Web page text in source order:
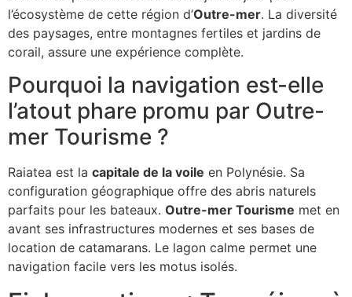
l’écosystème de cette région d’Outre-mer. La diversité
des paysages, entre montagnes fertiles et jardins de
corail, assure une expérience complète.
Pourquoi la navigation est-elle
l’atout phare promu par Outre-
mer Tourisme ?
Raiatea est la capitale de la voile en Polynésie. Sa
configuration géographique offre des abris naturels
parfaits pour les bateaux. Outre-mer Tourisme met en
avant ses infrastructures modernes et ses bases de
location de catamarans. Le lagon calme permet une
navigation facile vers les motus isolés.